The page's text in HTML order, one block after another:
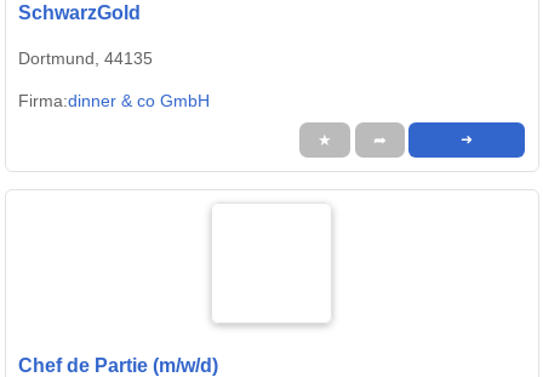
SchwarzGold
Dortmund, 44135
Firma:dinner & co GmbH
★ ➦ ➜
Chef de Partie (m/w/d)